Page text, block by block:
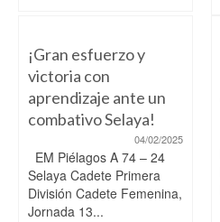
¡Gran esfuerzo y
victoria con
aprendizaje ante un
combativo Selaya!
04/02/2025
EM Piélagos A 74 – 24
Selaya Cadete Primera
División Cadete Femenina,
Jornada 13...